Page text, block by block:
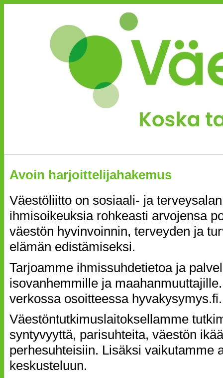
Avoin harjoittelijahakemus
Väestöliitto on sosiaali- ja
ihmisoikeuksia rohkeasti arvojensa
väestön hyvinvoinnin, terveyden ja
elämän edistämiseksi.
Tarjoamme ihmissuhdetietoa ja
isovanhemmille ja
verkossa osoitteessa hyvakysymys.fi.
Väestöntutkimuslaitoksellamme
syntyvyyttä, parisuhteita, väestön
perhesuhteisiin. Lisäksi vaikutamme
keskusteluun.